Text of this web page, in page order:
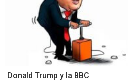
Donald Trump y la BBC